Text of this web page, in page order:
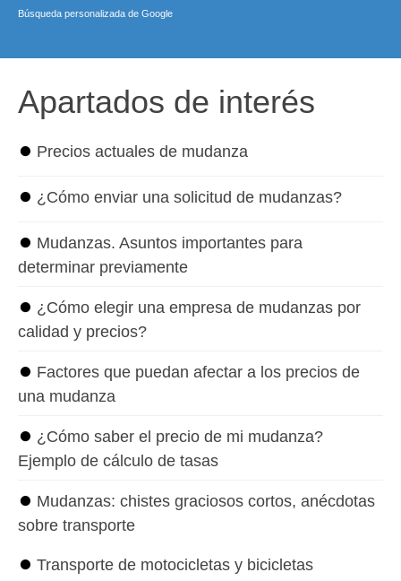
Búsqueda personalizada de Google
Apartados de interés
⏺ Precios actuales de mudanza
⏺ ¿Cómo enviar una solicitud de mudanzas?
⏺ Mudanzas. Asuntos importantes para
determinar previamente
⏺ ¿Cómo elegir una empresa de mudanzas por
calidad y precios?
⏺ Factores que puedan afectar a los precios de
una mudanza
⏺ ¿Cómo saber el precio de mi mudanza?
Ejemplo de cálculo de tasas
⏺ Mudanzas: chistes graciosos cortos, anécdotas
sobre transporte
⏺ Transporte de motocicletas y bicicletas